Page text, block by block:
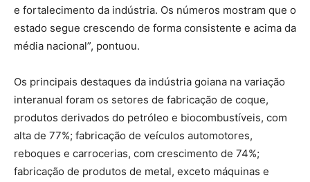
e fortalecimento da indústria. Os números mostram que o
estado segue crescendo de forma consistente e acima da
média nacional”, pontuou.
Os principais destaques da indústria goiana na variação
interanual foram os setores de fabricação de coque,
produtos derivados do petróleo e biocombustíveis, com
alta de 77%; fabricação de veículos automotores,
reboques e carrocerias, com crescimento de 74%;
fabricação de produtos de metal, exceto máquinas e